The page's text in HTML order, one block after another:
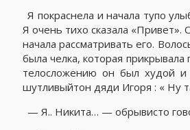
Я покраснела и начала тупо
Я очень тихо сказала
начала рассматривать его.
была челка, которая прикрывала
телосложению он был худой и
шутливыйтон дяди Игоря : « Ну
— Я.. Никита… — обрывисто